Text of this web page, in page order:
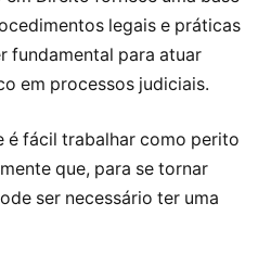
legais e práticas
fundamental para atuar
em processos judiciais.
é fácil trabalhar como perito
que, para se tornar
ser necessário ter uma